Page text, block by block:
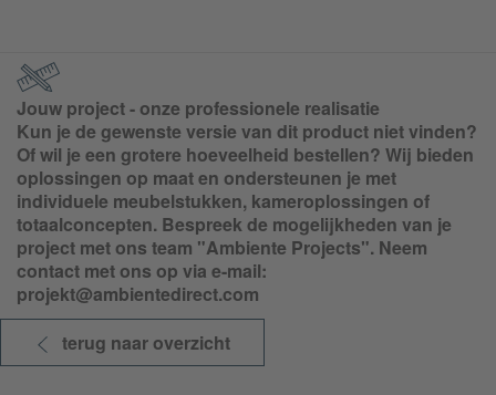
Jouw project - onze professionele realisatie
Kun je de gewenste versie van dit product niet vinden?
Of wil je een grotere hoeveelheid bestellen? Wij bieden
oplossingen op maat en ondersteunen je met
individuele meubelstukken, kameroplossingen of
totaalconcepten. Bespreek de mogelijkheden van je
project met ons team "Ambiente Projects". Neem
contact met ons op via e-mail:
projekt@ambientedirect.com
terug naar overzicht